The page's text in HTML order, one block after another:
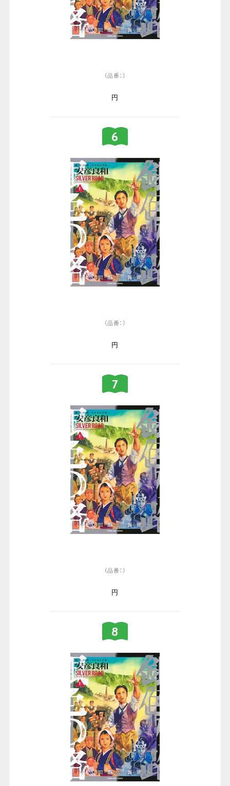
（品番：）
円
（品番：）
円
（品番：）
円